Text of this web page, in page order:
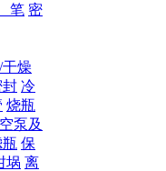
笔 密
燥
封 冷
烧瓶
泵及
保
埚 离